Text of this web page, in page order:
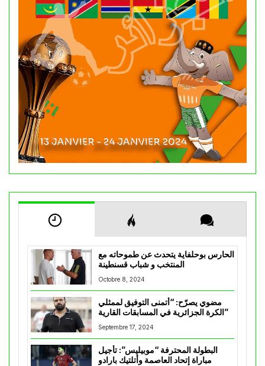
الحارس بوحلفاية يتحدث عن طموحاته مع
المنتخب و شباب قسنطينة
Octobre 8, 2024
مضوي يصرّح: “أتمنى التوفيق لممثلي
الكرة الجزائرية في المسابقات القارية”
Septembre 17, 2024
البطولة المحترفة “موبيليس”: تأجيل
مباراة إتحاد العاصمة وأتلتيك بارادو